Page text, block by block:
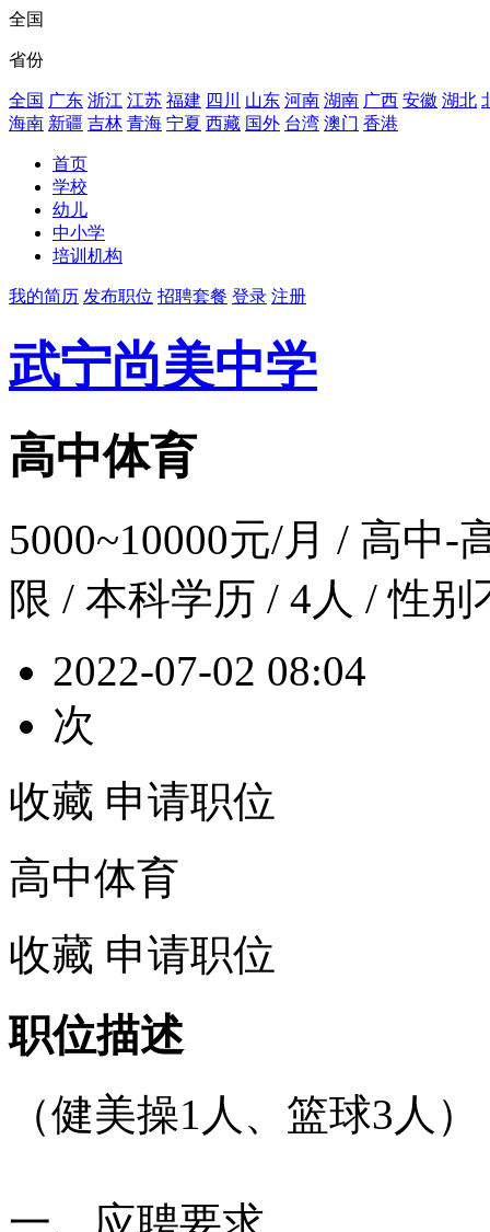
全国
省份
全国 广东 浙江 江苏 福建 四川 山东 河南 湖南 广西 安徽 湖北
海南 新疆 吉林 青海 宁夏 西藏 国外 台湾 澳门 香港
首页
学校
幼儿
中小学
培训机构
我的简历 发布职位 招聘套餐 登录 注册
武宁尚美中学
高中体育
5000~10000元/月 / 高中-
限 / 本科学历 / 4人 / 性别
2022-07-02 08:04
次
收藏 申请职位
高中体育
收藏 申请职位
职位描述
（健美操1人、篮球3人）